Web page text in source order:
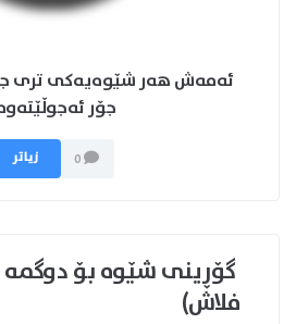
ئه‌مه‌ش هه‌ر شێوه‌یه‌كی تری
جۆر
زیاتر
فلاش)